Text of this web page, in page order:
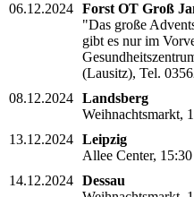
06.12.2024 Forst OT Groß
"Das große
gibt es nur im
(Lausitz), Tel.
08.12.2024 Landsberg
Weihnachtsmarkt,
13.12.2024 Leipzig
Allee Center,
14.12.2024 Dessau